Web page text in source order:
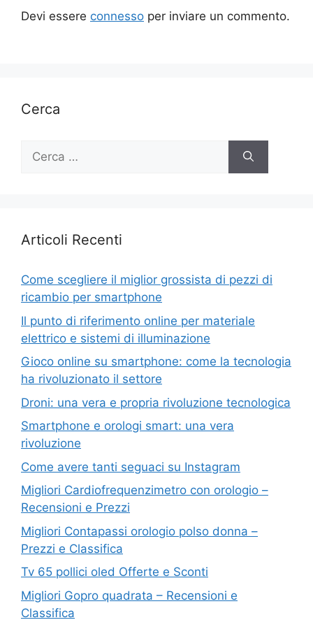
Devi essere connesso per inviare un commento.
Cerca
Ricerca
Articoli Recenti
Come scegliere il miglior grossista di pezzi di
ricambio per smartphone
Il punto di riferimento online per materiale
elettrico e sistemi di illuminazione
Gioco online su smartphone: come la tecnologia
ha rivoluzionato il settore
Droni: una vera e propria rivoluzione tecnologica
Smartphone e orologi smart: una vera
rivoluzione
Come avere tanti seguaci su Instagram
Migliori Cardiofrequenzimetro con orologio –
Recensioni e Prezzi
Migliori Contapassi orologio polso donna –
Prezzi e Classifica
Tv 65 pollici oled Offerte e Sconti
Migliori Gopro quadrata – Recensioni e
Classifica